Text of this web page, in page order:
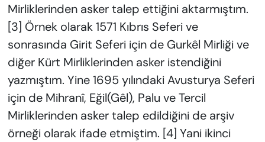
Mirliklerinden asker talep ettiğini aktarmıştım.
[3] Örnek olarak 1571 Kıbrıs Seferi ve
sonrasında Girit Seferi için de Gurkêl Mirliği ve
diğer Kürt Mirliklerinden asker istendiğini
yazmıştım. Yine 1695 yılındaki Avusturya Seferi
için de Mihranî, Eğil(Gêl), Palu ve Tercil
Mirliklerinden asker talep edildiğini de arşiv
örneği olarak ifade etmiştim. [4] Yani ikinci
YAZAR KÖŞESİ
SİYASET
VAN VE DİYARBAKIR HABERLERİ